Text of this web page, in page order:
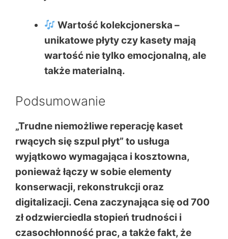
Wartość kolekcjonerska –
unikatowe płyty czy kasety mają
wartość nie tylko emocjonalną, ale
także materialną.
Podsumowanie
„Trudne niemożliwe reperację kaset
rwących się szpul płyt” to usługa
wyjątkowo wymagająca i kosztowna,
ponieważ łączy w sobie elementy
konserwacji, rekonstrukcji oraz
digitalizacji. Cena zaczynająca sięod 700
złodzwierciedla stopień trudności i
czasochłonność prac, a także fakt, że